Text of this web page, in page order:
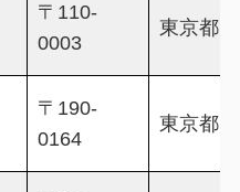
〒110-
0003
東京都
〒190-
0164
東京都